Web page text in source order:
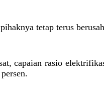
tetap terus
capaian rasio